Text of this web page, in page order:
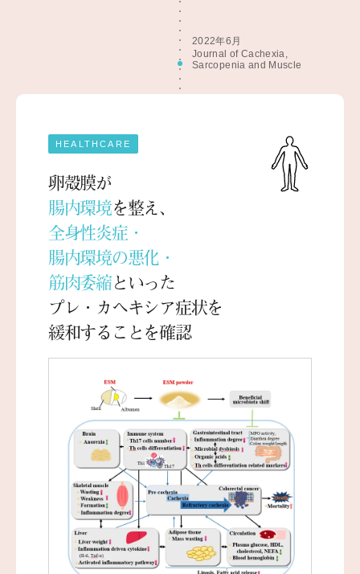
2022年6月
Journal of Cachexia,
Sarcopenia and Muscle
HEALTHCARE
卵殻膜が
腸内環境を整え、
全身性炎症・
腸内環境の悪化・
筋肉委縮といった
プレ・カヘキシア症状を
緩和することを確認